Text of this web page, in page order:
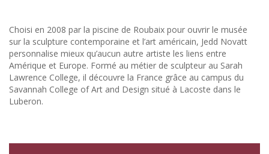
Choisi en 2008 par la piscine de Roubaix pour ouvrir le musée
sur la sculpture contemporaine et l’art américain, Jedd Novatt
personnalise mieux qu’aucun autre artiste les liens entre
Amérique et Europe. Formé au métier de sculpteur au Sarah
Lawrence College, il découvre la France grâce au campus du
Savannah College of Art and Design situé à Lacoste dans le
Luberon.